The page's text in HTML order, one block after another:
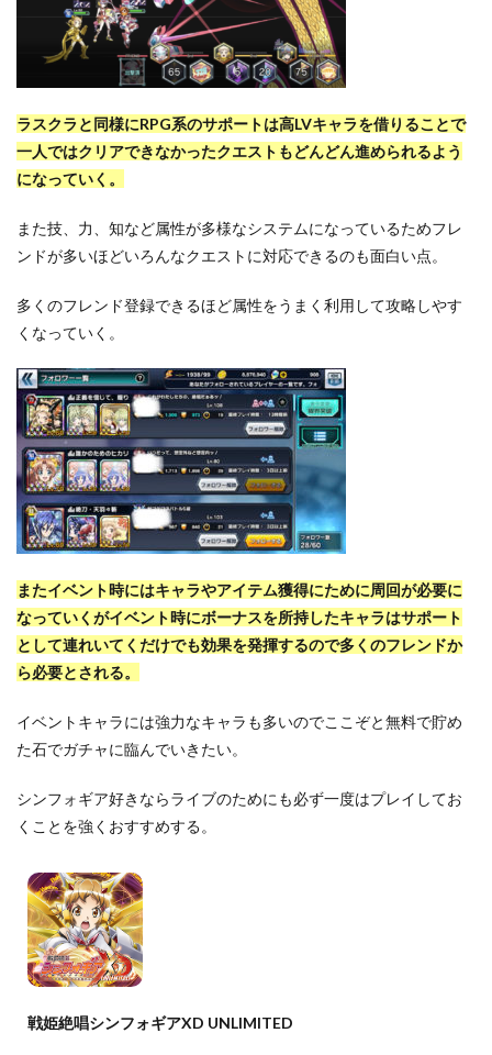
ラスクラと同様にRPG系のサポートは高LVキャラを借りることで
一人ではクリアできなかったクエストもどんどん進められるよう
になっていく。
また技、力、知など属性が多様なシステムになっているためフレ
ンドが多いほどいろんなクエストに対応できるのも面白い点。
多くのフレンド登録できるほど属性をうまく利用して攻略しやす
くなっていく。
またイベント時にはキャラやアイテム獲得にために周回が必要に
なっていくがイベント時にボーナスを所持したキャラはサポート
として連れいてくだけでも効果を発揮するので多くのフレンドか
ら必要とされる。
イベントキャラには強力なキャラも多いのでここぞと無料で貯め
た石でガチャに臨んでいきたい。
シンフォギア好きならライブのためにも必ず一度はプレイしてお
くことを強くおすすめする。
戦姫絶唱シンフォギアXD UNLIMITED